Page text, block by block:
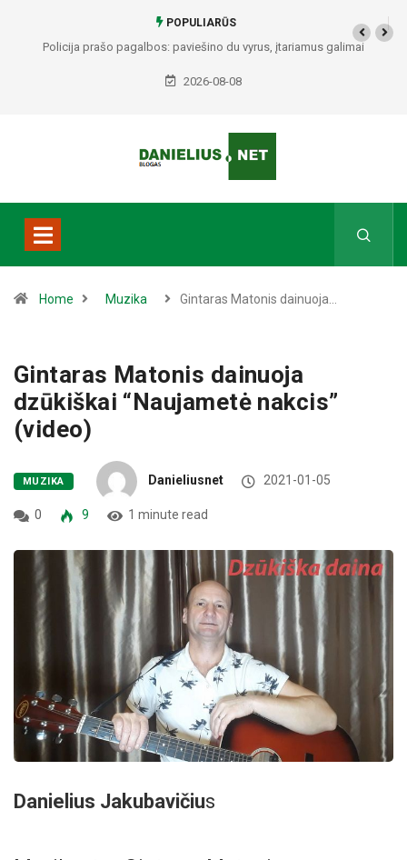
POPULIARŪS
Policija prašo pagalbos: paviešino du vyrus, įtariamus galimai
padariusius vagystes Alytuje ir Dauguose
2026-08-08
Home Muzika Gintaras Matonis dainuoja…
Gintaras Matonis dainuoja
dzūkiškai “Naujametė nakcis”
(video)
MUZIKA Danieliusnet 2021-01-05
0 9 1 minute read
Danielius Jakubavičius